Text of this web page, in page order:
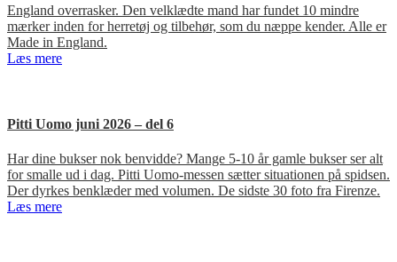
England overrasker. Den velklædte mand har fundet 10 mindre
mærker inden for herretøj og tilbehør, som du næppe kender. Alle er
Made in England.
Læs mere
Pitti Uomo juni 2026 – del 6
Har dine bukser nok benvidde? Mange 5-10 år gamle bukser ser alt
for smalle ud i dag. Pitti Uomo-messen sætter situationen på spidsen.
Der dyrkes benklæder med volumen. De sidste 30 foto fra Firenze.
Læs mere